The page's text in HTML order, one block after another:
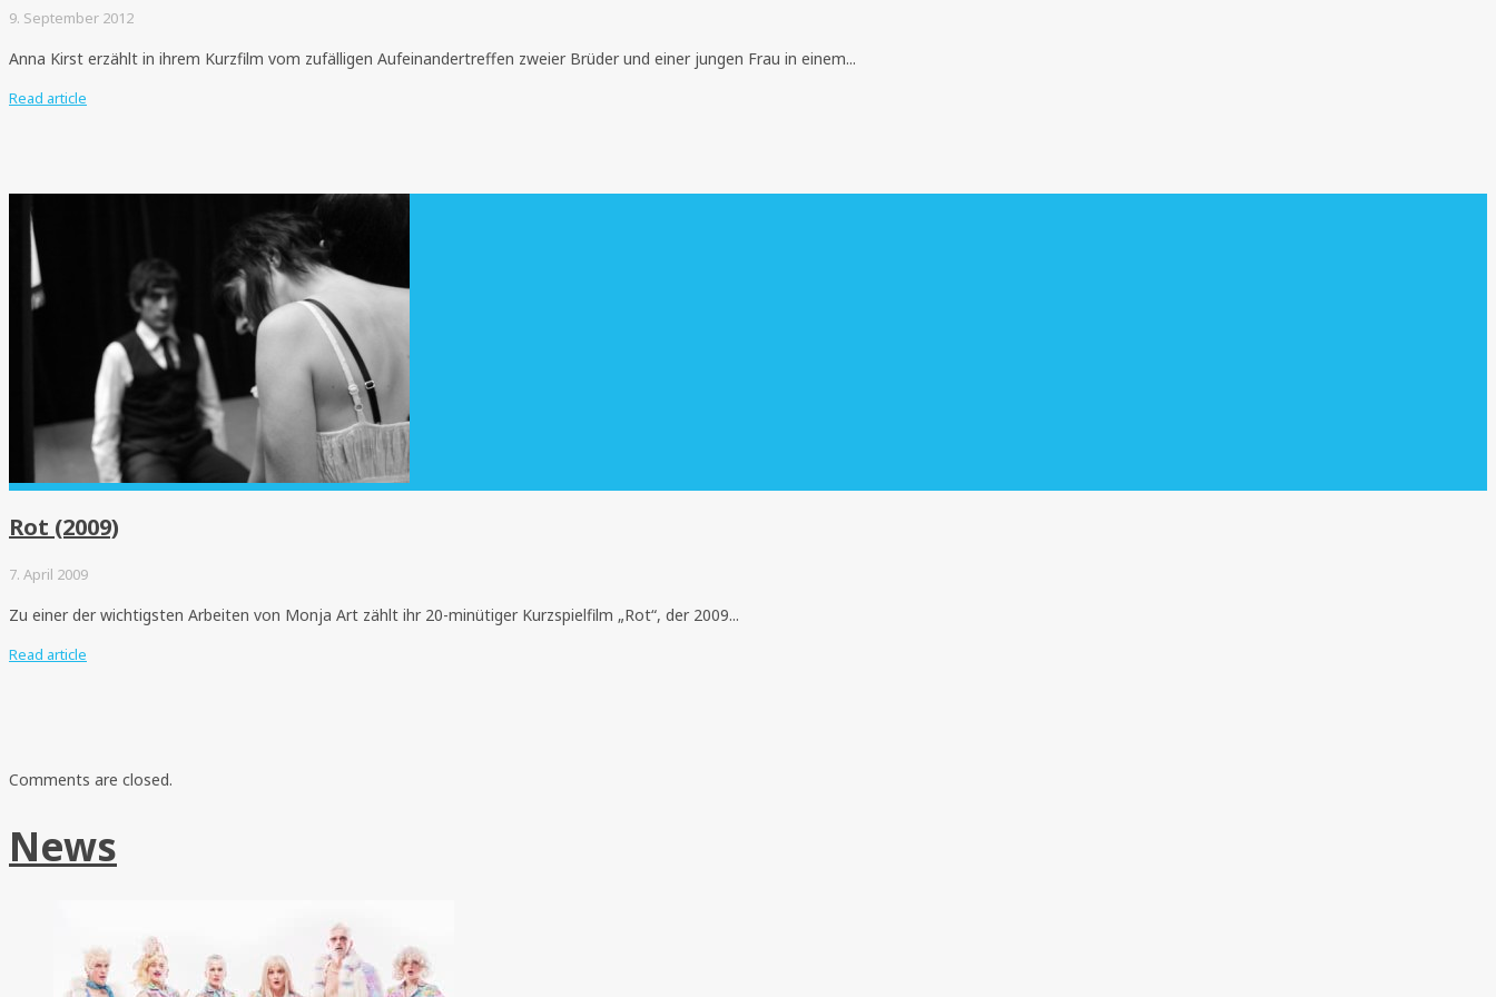
9. September 2012
Anna Kirst erzählt in ihrem Kurzfilm vom zufälligen Aufeinandertreffen zweier Brüder und einer jungen Frau in einem...
Read article
Rot (2009)
7. April 2009
Zu einer der wichtigsten Arbeiten von Monja Art zählt ihr 20-minütiger Kurzspielfilm „Rot“, der 2009...
Read article
Comments are closed.
News